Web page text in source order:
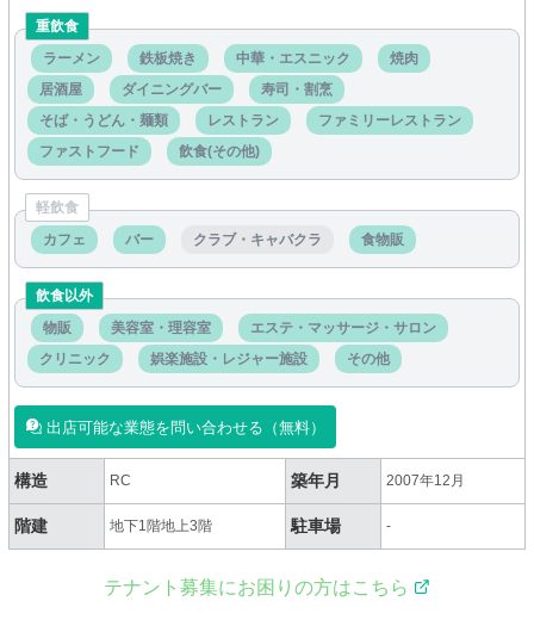
重飲食
ラーメン
鉄板焼き 中華・エスニック
焼肉
居酒屋
ダイニングバー
寿司・割烹
そば・うどん・麺類
レストラン
ファミリーレストラン
ファストフード
飲食(その他)
軽飲食
カフェ
バー クラブ・キャバクラ 食物販
飲食以外
物販
美容室・理容室
エステ・マッサージ・サロン
クリニック
娯楽施設・レジャー施設 その他
出店可能な業態を問い合わせる（無料）
構造 RC 築年月 2007年12月
階建 地下1階地上3階 駐車場 -
テナント募集にお困りの方はこちら